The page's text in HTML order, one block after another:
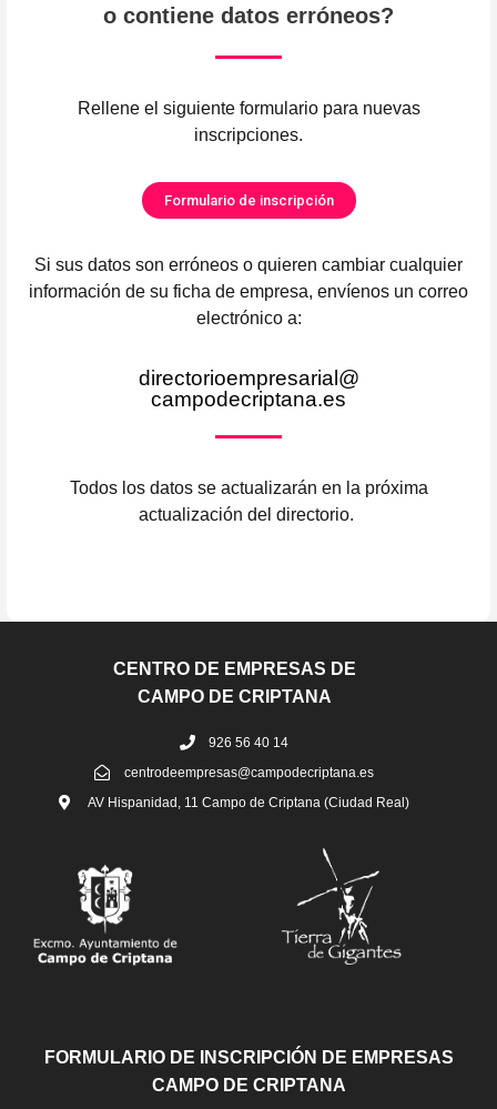
o contiene datos erróneos?
Rellene el siguiente formulario para nuevas
inscripciones.
Formulario de inscripción
Si sus datos son erróneos o quieren cambiar cualquier
información de su ficha de empresa, envíenos un correo
electrónico a:
directorioempresarial@
campodecriptana.es
Todos los datos se actualizarán en la próxima
actualización del directorio.
CENTRO DE EMPRESAS DE
CAMPO DE CRIPTANA
926 56 40 14
centrodeempresas@campodecriptana.es
AV Hispanidad, 11 Campo de Criptana (Ciudad Real)
FORMULARIO DE INSCRIPCIÓN DE EMPRESAS
CAMPO DE CRIPTANA